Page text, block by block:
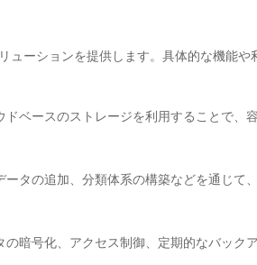
ーションを提供します。具体的な機能や
ベースのストレージを利用することで、
の追加、分類体系の構築などを通じて
号化、アクセス制御、定期的なバック